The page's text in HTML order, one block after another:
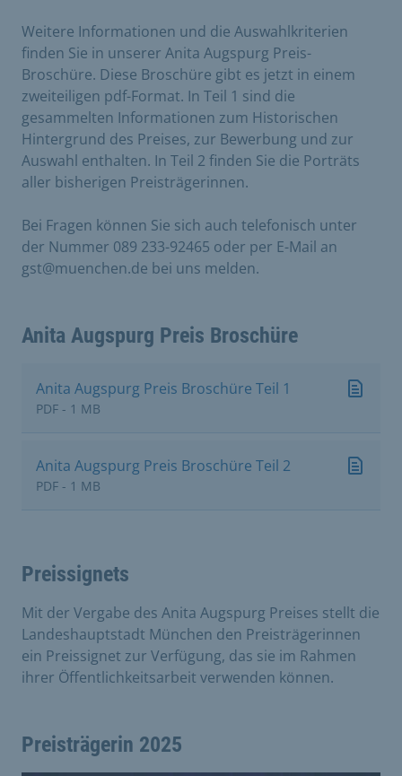
Weitere Informationen und die Auswahlkriterien
finden Sie in unserer Anita Augspurg Preis-
Broschüre. Diese Broschüre gibt es jetzt in einem
zweiteiligen pdf-Format. In Teil 1 sind die
gesammelten Informationen zum Historischen
Hintergrund des Preises, zur Bewerbung und zur
Auswahl enthalten. In Teil 2 finden Sie die Porträts
aller bisherigen Preisträgerinnen.
Bei Fragen können Sie sich auch telefonisch unter
der Nummer 089 233-92465 oder per E-Mail an
gst@muenchen.de bei uns melden.
Anita Augspurg Preis Broschüre
Anita Augspurg Preis Broschüre Teil 1
PDF - 1 MB
Anita Augspurg Preis Broschüre Teil 2
PDF - 1 MB
Preissignets
Mit der Vergabe des Anita Augspurg Preises stellt die
Landeshauptstadt München den Preisträgerinnen
ein Preissignet zur Verfügung, das sie im Rahmen
ihrer Öffentlichkeitsarbeit verwenden können.
Preisträgerin 2025